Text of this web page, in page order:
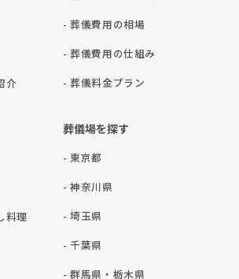
介
- 葬儀費用の相場
- 葬儀費用の仕組み
- 葬儀料金プラン
料理
葬儀場を探す
- 東京都
- 神奈川県
- 埼玉県
- 千葉県
- 群⾺県・栃⽊県